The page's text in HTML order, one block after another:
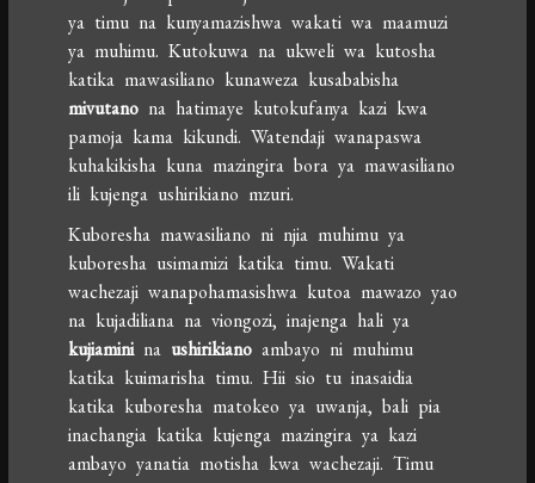
ya timu na kunyamazishwa wakati wa maamuzi
ya muhimu. Kutokuwa na ukweli wa kutosha
katika mawasiliano kunaweza kusababisha
mivutano na hatimaye kutokufanya kazi kwa
pamoja kama kikundi. Watendaji wanapaswa
kuhakikisha kuna mazingira bora ya mawasiliano
ili kujenga ushirikiano mzuri.
Kuboresha mawasiliano ni njia muhimu ya
kuboresha usimamizi katika timu. Wakati
wachezaji wanapohamasishwa kutoa mawazo yao
na kujadiliana na viongozi, inajenga hali ya
kujiaminina ushirikiano ambayo ni muhimu
katika kuimarisha timu. Hii sio tu inasaidia
katika kuboresha matokeo ya uwanja, bali pia
inachangia katika kujenga mazingira ya kazi
ambayo yanatia motisha kwa wachezaji. Timu